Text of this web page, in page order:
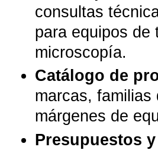
consultas
para equipos de
microscopía.
Catálogo de
marcas,
márgenes de
Presupuestos